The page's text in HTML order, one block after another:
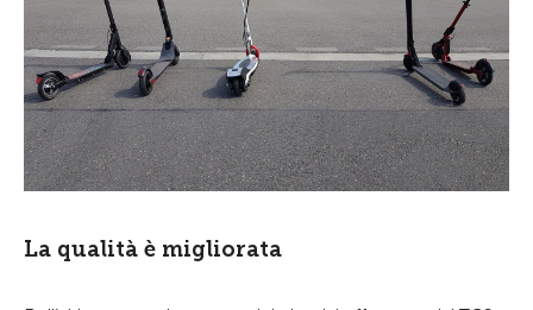
La qualità è migliorata